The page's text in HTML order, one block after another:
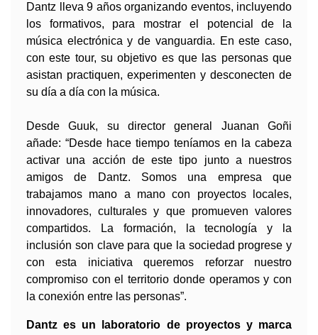
Dantz lleva 9 años organizando eventos, incluyendo
los formativos, para mostrar el potencial de la
música electrónica y de vanguardia. En este caso,
con este tour, su objetivo es que las personas que
asistan practiquen, experimenten y desconecten de
su día a día con la música.
Desde Guuk, su director general Juanan Goñi
añade: “Desde hace tiempo teníamos en la cabeza
activar una acción de este tipo junto a nuestros
amigos de Dantz. Somos una empresa que
trabajamos mano a mano con proyectos locales,
innovadores, culturales y que promueven valores
compartidos. La formación, la tecnología y la
inclusión son clave para que la sociedad progrese y
con esta iniciativa queremos reforzar nuestro
compromiso con el territorio donde operamos y con
la conexión entre las personas”.
Dantz es un laboratorio de proyectos y marca